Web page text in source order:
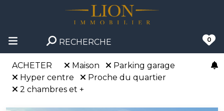
RECHERCHE 0
ACHETER Maison
Parking garage
Hyper centre
Proche du quartier
2 chambres et +